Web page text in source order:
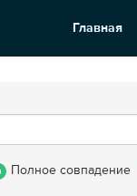
Главная
Полное совпадение